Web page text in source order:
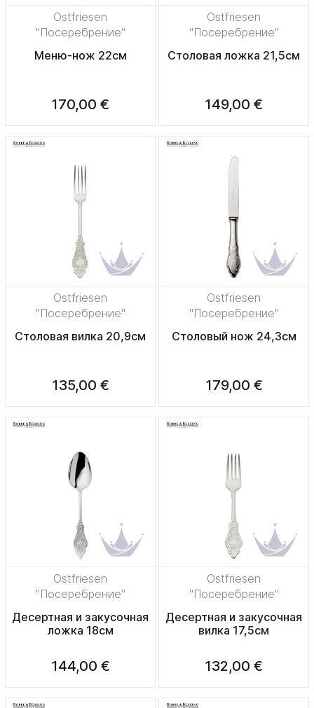
Ostfriesen
"Посеребрение"
Меню-нож 22см
170,00 €
Ostfriesen
"Посеребрение"
Столовая ложка 21,5см
149,00 €
Ostfriesen
"Посеребрение"
Столовая вилка 20,9см
135,00 €
Ostfriesen
"Посеребрение"
Столовый нож 24,3см
179,00 €
Ostfriesen
"Посеребрение"
Десертная и закусочная
ложка 18см
144,00 €
Ostfriesen
"Посеребрение"
Десертная и закусочная
вилка 17,5см
132,00 €